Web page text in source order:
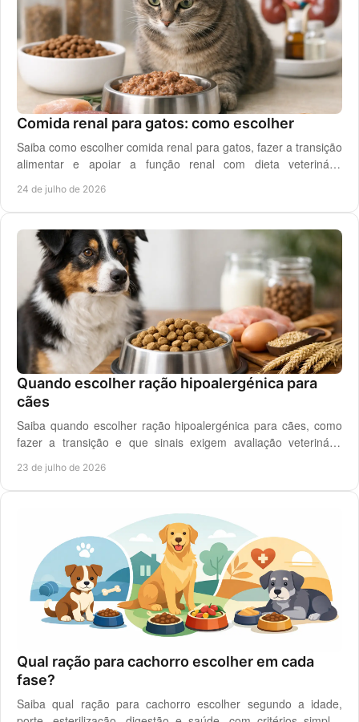
Comida renal para gatos: como escolher
Saiba como escolher comida renal para gatos, fazer a transição
alimentar e apoiar a função renal com dieta veterinária
24 de julho de 2026
Quando escolher ração hipoalergénica para
cães
Saiba quando escolher ração hipoalergénica para cães, como
fazer a transição e que sinais exigem avaliação veterinária
23 de julho de 2026
Qual ração para cachorro escolher em cada
fase?
Saiba qual ração para cachorro escolher segundo a idade,